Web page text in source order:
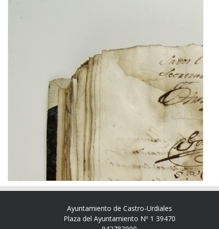
Ayuntamiento de Castro-Urdiales
Plaza del Ayuntamiento Nº 1 39470